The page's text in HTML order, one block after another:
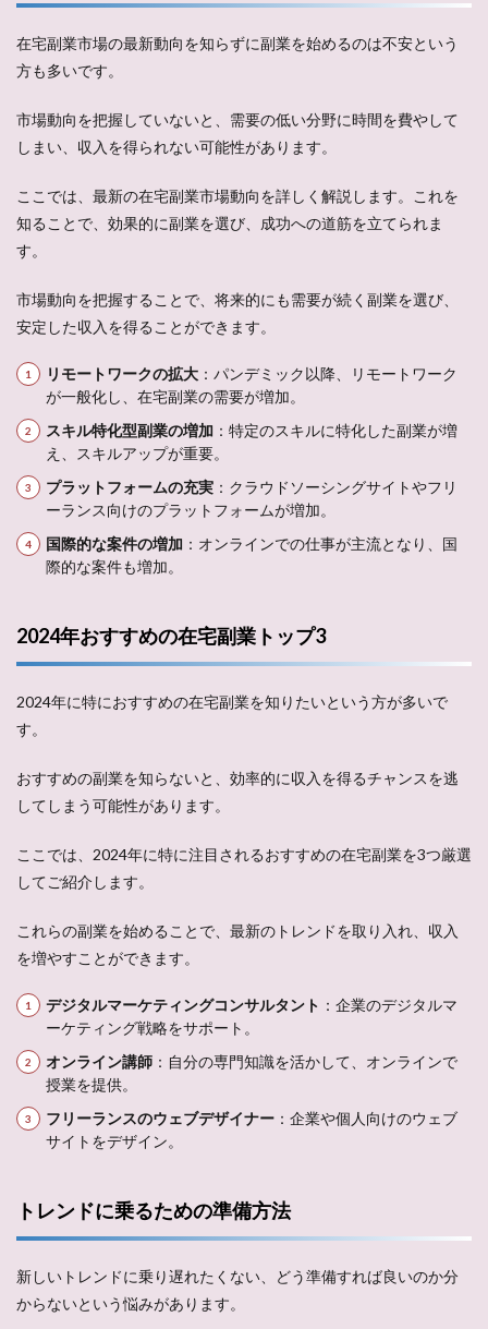
在宅副業市場の最新動向を知らずに副業を始めるのは不安という
方も多いです。
市場動向を把握していないと、需要の低い分野に時間を費やして
しまい、収入を得られない可能性があります。
ここでは、最新の在宅副業市場動向を詳しく解説します。これを
知ることで、効果的に副業を選び、成功への道筋を立てられま
す。
市場動向を把握することで、将来的にも需要が続く副業を選び、
安定した収入を得ることができます。
リモートワークの拡大 ：パンデミック以降、リモートワーク
が一般化し、在宅副業の需要が増加。
スキル特化型副業の増加 ：特定のスキルに特化した副業が増
え、スキルアップが重要。
プラットフォームの充実 ：クラウドソーシングサイトやフリ
ーランス向けのプラットフォームが増加。
国際的な案件の増加 ：オンラインでの仕事が主流となり、国
際的な案件も増加。
2024年おすすめの在宅副業トップ3
2024年に特におすすめの在宅副業を知りたいという方が多いで
す。
おすすめの副業を知らないと、効率的に収入を得るチャンスを逃
してしまう可能性があります。
ここでは、2024年に特に注目されるおすすめの在宅副業を3つ厳選
してご紹介します。
これらの副業を始めることで、最新のトレンドを取り入れ、収入
を増やすことができます。
デジタルマーケティングコンサルタント ：企業のデジタルマ
ーケティング戦略をサポート。
オンライン講師 ：自分の専門知識を活かして、オンラインで
授業を提供。
フリーランスのウェブデザイナー ：企業や個人向けのウェブ
サイトをデザイン。
トレンドに乗るための準備方法
新しいトレンドに乗り遅れたくない、どう準備すれば良いのか分
からないという悩みがあります。